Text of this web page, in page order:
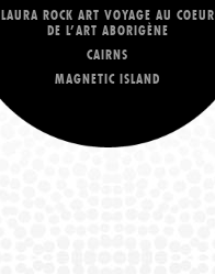
LAURA ROCK ART VOYAGE AU COEUR
DE L’ART ABORIGÈNE
CAIRNS
MAGNETIC ISLAND